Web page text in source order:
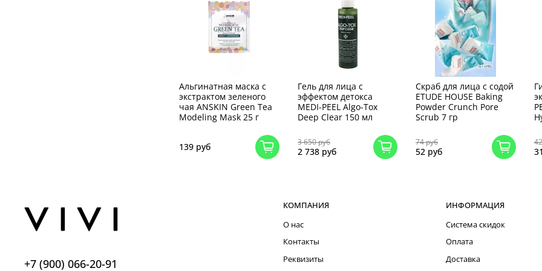
Альгинатная маска с
экстрактом зеленого
чая ANSKIN Green Tea
Modeling Mask 25 г
139 руб
Гель для лица с
эффектом детокса
MEDI-PEEL Algo-Tox
Deep Clear 150 мл
3 650 руб
2 738 руб
Скраб для лица с содой
ETUDE HOUSE Baking
Powder Crunch Pore
Scrub 7 гр
74 руб
52 руб
КОМПАНИЯ
О нас
Контакты
Реквизиты
ИНФОРМАЦИЯ
Система скидок
Оплата
Доставка
+7 (900) 066-20-91